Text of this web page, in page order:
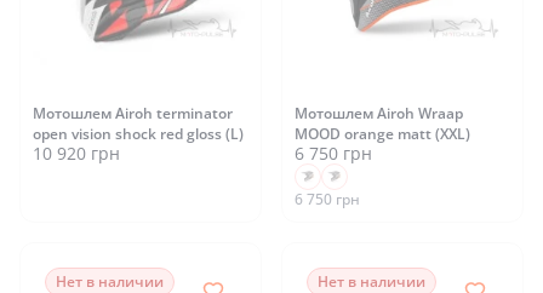
Мотошлем Airoh terminator
open vision shock red gloss (L)
10 920 грн
Мотошлем Airoh Wraap
MOOD orange matt (XXL)
6 750 грн
6 750 грн
Нет в наличии Нет в наличии